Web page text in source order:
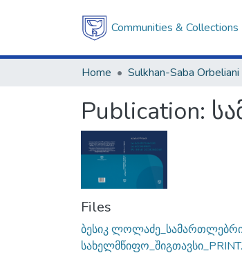
Communities & Collections
Home
Publication:
Files
ბესიკ